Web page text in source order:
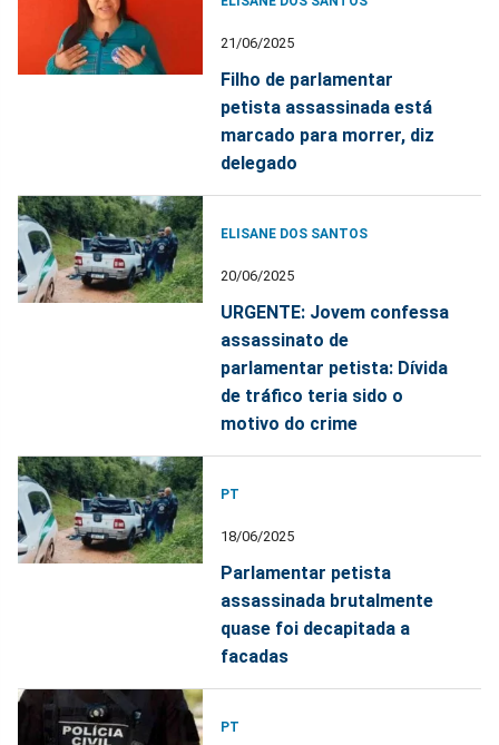
21/06/2025
Filho de parlamentar
petista assassinada está
marcado para morrer, diz
delegado
ELISANE DOS SANTOS
20/06/2025
URGENTE: Jovem confessa
assassinato de
parlamentar petista: Dívida
de tráfico teria sido o
motivo do crime
PT
18/06/2025
Parlamentar petista
assassinada brutalmente
quase foi decapitada a
facadas
PT